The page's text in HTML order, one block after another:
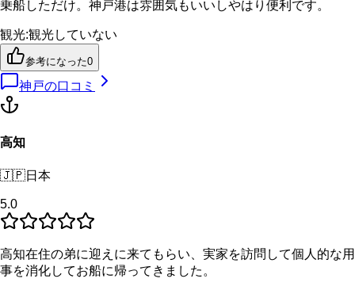
乗船しただけ。神戸港は雰囲気もいいしやはり便利です。
観光:観光していない
参考になった0
神戸の口コミ
高知
🇯🇵日本
5.0
高知在住の弟に迎えに来てもらい、実家を訪問して個人的な用
事を消化してお船に帰ってきました。